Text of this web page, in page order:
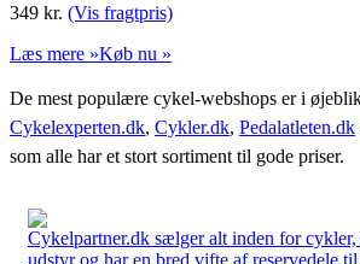
349 kr. (Vis fragtpris)
Læs mere »Køb nu »
De mest populære cykel-webshops er i
Cykelexperten.dk, Cykler.dk, Pedalatleten.dk
som alle har et stort sortiment til gode priser.
Cykelpartner.dk sælger alt inden for
udstyr og har en bred vifte af reservedele